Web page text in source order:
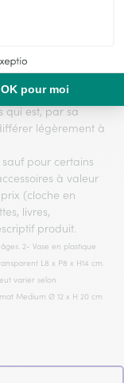
mais,
fleuriste sur
qui est, par sa
légèrement à
pour certains
à valeur
(cloche en
livres,
produit.
2- Vase en plastique
L8 x P8 x H14 cm.
varier selon
Medium Ø 12 x H 20 cm